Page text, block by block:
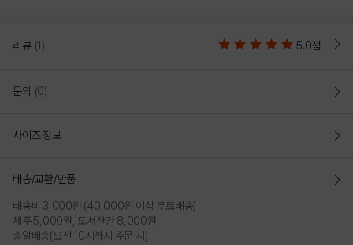
리뷰 (1) 5.0점
문의 (0)
사이즈 정보
배송/교환/반품
배송비 3,000원 (40,000원 이상 무료배송)
제주 5,000원, 도서산간 8,000원
총알배송(오전 10시까지 주문 시)